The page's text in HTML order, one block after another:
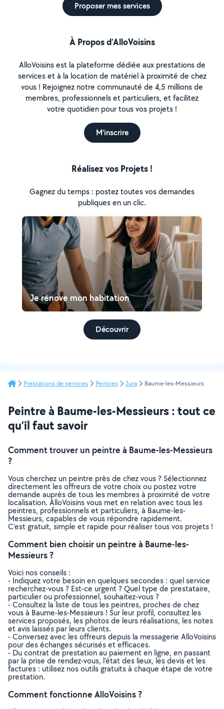
Proposer mes services
À Propos d’AlloVoisins
AlloVoisins est la plateforme dédiée aux prestations de
services et à la location de matériel à proximité de chez
vous ! Rejoignez notre communauté de 4,5 millions de
membres, professionnels et particuliers, et facilitez
votre quotidien pour tous vos projets !
M'inscrire
Réalisez vos Projets !
Gagnez du temps : postez toutes vos demandes
publiques en un clic.
Je rénove mon habitation
Découvrir
Prestations de services Peintres Jura Baume-les-Messieurs
Peintre à Baume-les-Messieurs : tout ce
qu’il faut savoir
Comment trouver un peintre à Baume-les-Messieurs
?
Vous cherchez un peintre près de chez vous ? Sélectionnez
directement les offreurs de votre choix ou postez votre
demande auprès de tous les membres à proximité de votre
localisation. AlloVoisins vous met en relation avec tous les
peintres, professionnels et particuliers, à Baume-les-
Messieurs, capables de vous répondre rapidement.
C’est gratuit, simple et rapide pour réaliser tous vos projets !
Comment bien choisir un peintre à Baume-les-
Messieurs ?
Voici nos conseils :
- Indiquez votre besoin en quelques secondes : quel service
recherchez-vous ? Est-ce urgent ? Quel type de prestataire,
particulier ou professionnel, souhaitez-vous ?
- Consultez la liste de tous les peintres, proches de chez
vous à Baume-les-Messieurs ! Sur leur profil, consultez les
services proposés, les photos de leurs réalisations, les notes
et avis laissés par leurs clients.
- Conversez avec les offreurs depuis la messagerie AlloVoisins
pour des échanges sécurisés et efficaces.
- Du contrat de prestation au paiement en ligne, en passant
par la prise de rendez-vous, l’état des lieux, les devis et les
factures : utilisez nos outils gratuits à chaque étape de votre
prestation.
Comment fonctionne AlloVoisins ?